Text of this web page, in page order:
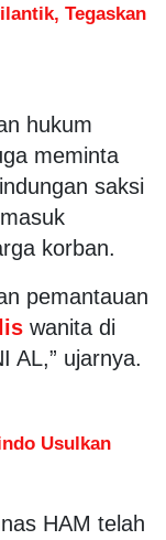
Tegaskan
hukum
meminta
saksi
korban.
pemantauan
wanita di
AL,” ujarnya.
Usulkan
HAM telah